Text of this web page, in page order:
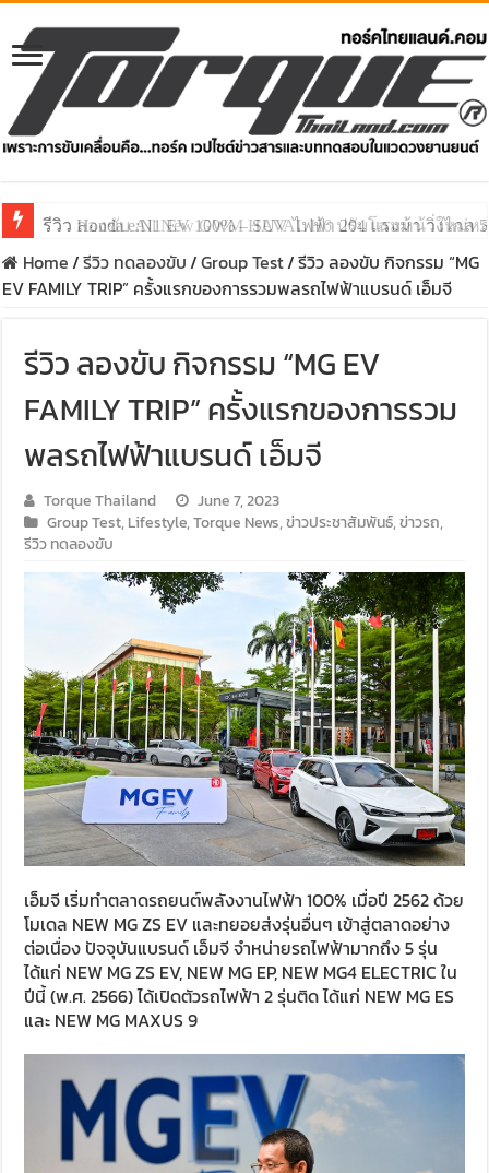
รีวิว ลองขับ All New GWM HAVAL H6 ปรับโฉมหน้าใหม่
Home/รีวิว ทดลองขับ/Group Test/รีวิว ลองขับ กิจกรรม “MG
EV FAMILY TRIP” ครั้งแรกของการรวมพลรถไฟฟ้าแบรนด์ เอ็มจี
รีวิว ลองขับ กิจกรรม “MG EV
FAMILY TRIP” ครั้งแรกของการรวม
พลรถไฟฟ้าแบรนด์ เอ็มจี
Torque Thailand
June 7, 2023
Group Test, Lifestyle,Torque News,ข่าวประชาสัมพันธ์,ข่าวรถ,
รีวิว ทดลองขับ
เอ็มจี เริ่มทำตลาดรถยนต์พลังงานไฟฟ้า 100% เมื่อปี 2562 ด้วย
โมเดล NEW MG ZS EV และทยอยส่งรุ่นอื่นๆ เข้าสู่ตลาดอย่าง
ต่อเนื่อง ปัจจุบันแบรนด์ เอ็มจี จำหน่ายรถไฟฟ้ามากถึง 5 รุ่น
ได้แก่ NEW MG ZS EV, NEW MG EP, NEW MG4 ELECTRIC ใน
ปีนี้ (พ.ศ. 2566) ได้เปิดตัวรถไฟฟ้า 2 รุ่นติด ได้แก่ NEW MG ES
และ NEW MG MAXUS 9